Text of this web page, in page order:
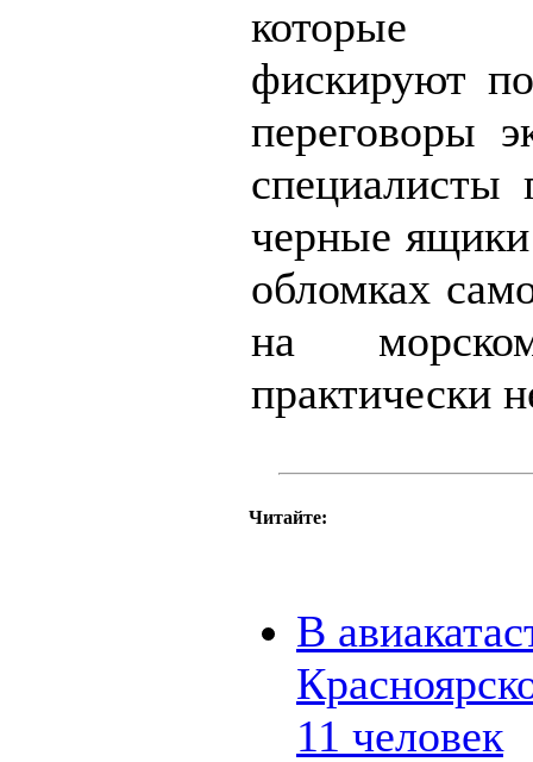
которые
фискируют
переговоры
специалисты
черные
обломках
на
практически
Читайте:
В
11 человек